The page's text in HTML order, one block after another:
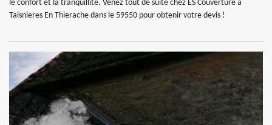
le confort et la tranquillité. Venez tout de suite chez ES Couverture à
Taisnieres En Thierache dans le 59550 pour obtenir votre devis !